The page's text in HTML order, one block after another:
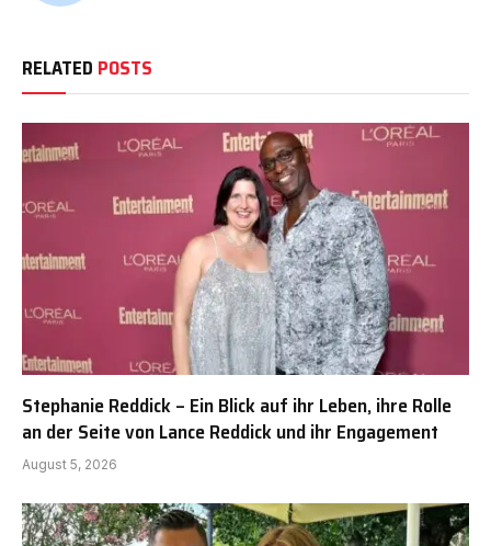
RELATED POSTS
Stephanie Reddick – Ein Blick auf ihr Leben, ihre Rolle
an der Seite von Lance Reddick und ihr Engagement
August 5, 2026